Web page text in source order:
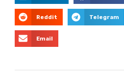
Reddit Telegram
Email